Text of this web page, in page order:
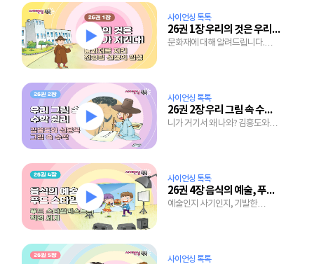
사이언싱 톡톡
26권 1장 우리의 것은 우리가 지킨다!
문화재에 대해 알려드립니다.
사이언싱 톡톡
26권 2장 우리 그림 속 수학 원리
니가 거기서 왜 나와? 김홍도와
사이언싱 톡톡
26권 4장 음식의 예술, 푸드 스타일링
예술인지 사기인지, 기발한
사이언싱 톡톡